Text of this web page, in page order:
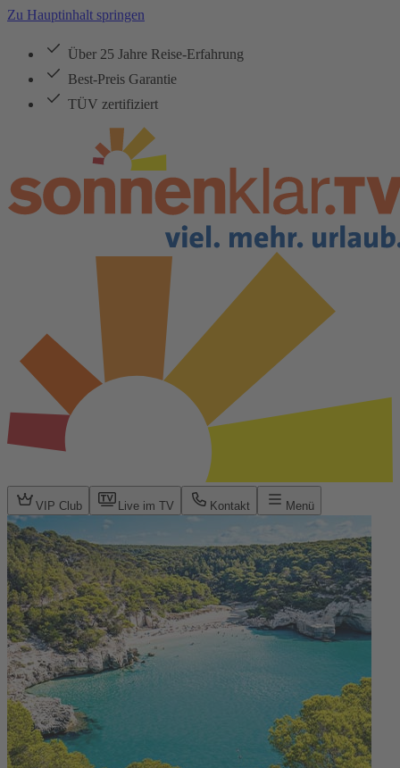
Zu Hauptinhalt springen
Über 25 Jahre Reise-Erfahrung
Best-Preis Garantie
TÜV zertifiziert
VIP Club Live im TV Kontakt Menü